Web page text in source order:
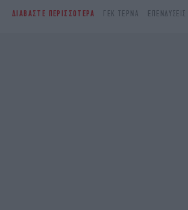
ΔΙΑΒΑΣΤΕ ΠΕΡΙΣΣΟΤΕΡΑ ΓΕΚ ΤΕΡΝΑ ΕΠΕΝΔΎΣΕΙΣ